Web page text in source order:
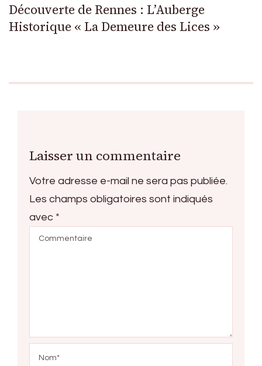
Découverte de Rennes : L’Auberge
Historique « La Demeure des Lices »
Laisser un commentaire
Votre adresse e-mail ne sera pas publiée.
Les champs obligatoires sont indiqués
avec *